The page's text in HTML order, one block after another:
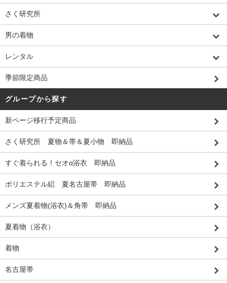
さく研究所
男の着物
レンタル
季節限定商品
グループから探す
新ページ移行予定商品
さく研究所 夏物＆帯＆夏小物 即納品
すぐ着られる！セオα浴衣 即納品
ポリエステル絽 夏名古屋帯 即納品
メンズ夏着物(浴衣)＆角帯 即納品
夏着物（浴衣）
着物
名古屋帯